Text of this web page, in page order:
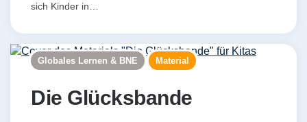
sich Kinder in…
Globales Lernen & BNE Material
Die Glücksbande